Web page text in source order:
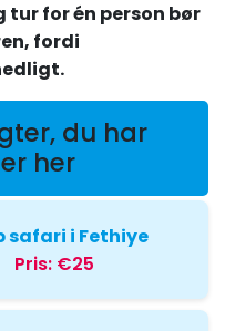
tur for én person bør
fordi
du har
her
safari i Fethiye
Pris: €25